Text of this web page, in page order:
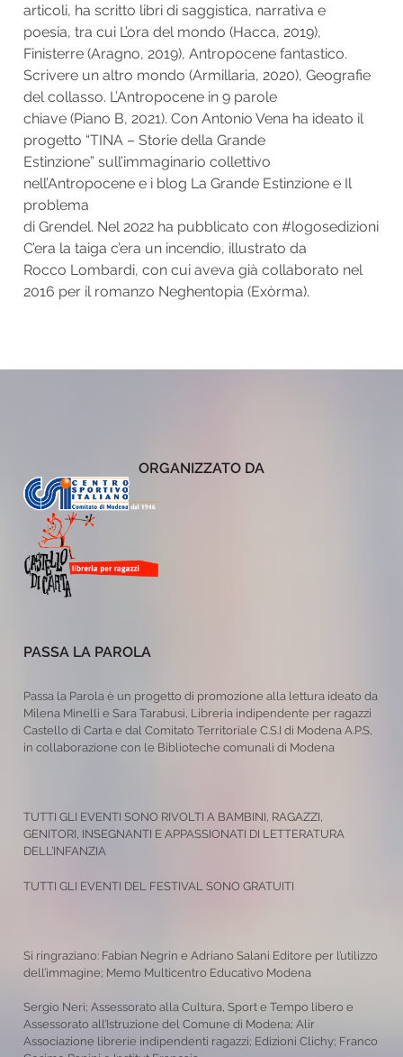
articoli, ha scritto libri di saggistica, narrativa e
poesia, tra cui L’ora del mondo (Hacca, 2019),
Finisterre (Aragno, 2019), Antropocene fantastico.
Scrivere un altro mondo (Armillaria, 2020), Geografie
del collasso. L’Antropocene in 9 parole
chiave (Piano B, 2021). Con Antonio Vena ha ideato il
progetto “TINA – Storie della Grande
Estinzione” sull’immaginario collettivo
nell’Antropocene e i blog La Grande Estinzione e Il
problema
di Grendel. Nel 2022 ha pubblicato con #logosedizioni
C’era la taiga c’era un incendio, illustrato da
Rocco Lombardi, con cui aveva già collaborato nel
2016 per il romanzo Neghentopia (Exòrma).
ORGANIZZATO DA
PASSA LA PAROLA
Passa la Parola è un progetto di promozione alla lettura ideato da
Milena Minelli e Sara Tarabusi, Libreria indipendente per ragazzi
Castello di Carta e dal Comitato Territoriale C.S.I di Modena A.P.S,
in collaborazione con le Biblioteche comunali di Modena
TUTTI GLI EVENTI SONO RIVOLTI A BAMBINI, RAGAZZI,
GENITORI, INSEGNANTI E APPASSIONATI DI LETTERATURA
DELL’INFANZIA
TUTTI GLI EVENTI DEL FESTIVAL SONO GRATUITI
Si ringraziano: Fabian Negrin e Adriano Salani Editore per l’utilizzo
dell’immagine; Memo Multicentro Educativo Modena
Sergio Neri; Assessorato alla Cultura, Sport e Tempo libero e
Assessorato all’Istruzione del Comune di Modena; Alir
Associazione librerie indipendenti ragazzi; Edizioni Clichy; Franco